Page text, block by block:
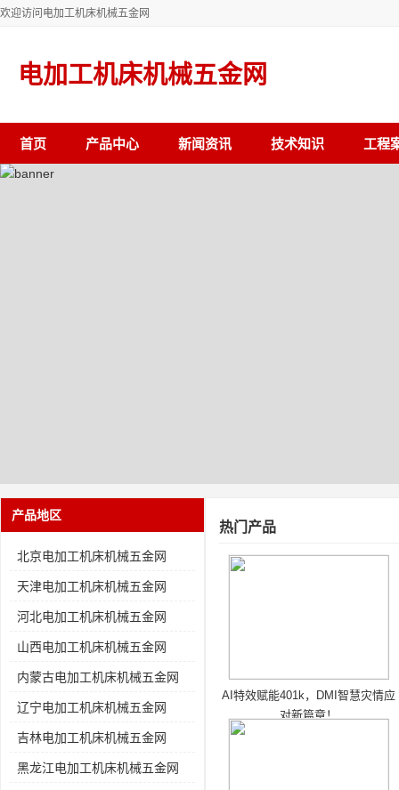
欢迎访问电加工机床机械五金网
电加工机床机械五金网
首页 产品中心 新闻资讯 技术知识 工程
产品地区
北京电加工机床机械五金网
天津电加工机床机械五金网
河北电加工机床机械五金网
山西电加工机床机械五金网
内蒙古电加工机床机械五金网
辽宁电加工机床机械五金网
吉林电加工机床机械五金网
黑龙江电加工机床机械五金网
热门产品
AI特效赋能401k，DMI智慧灾情应
对新篇章！